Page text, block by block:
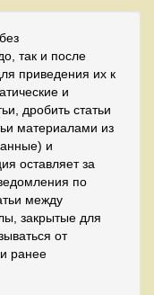
так и после
приведения их к
и
дробить статьи
материалами из
и
оставляет за
по
между
закрытые для
от
ранее